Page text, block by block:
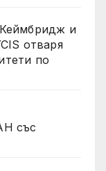
и
отваря
по
със